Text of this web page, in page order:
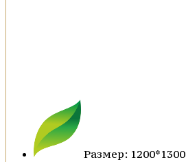
Размер: 1200*1300